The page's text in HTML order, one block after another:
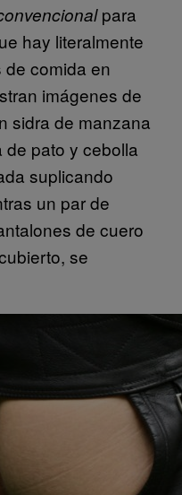
para
hay literalmente
comida en
imágenes de
sidra de manzana
pato y cebolla
suplicando
un par de
de cuero
se